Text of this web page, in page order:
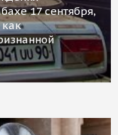
17 сентября,
как